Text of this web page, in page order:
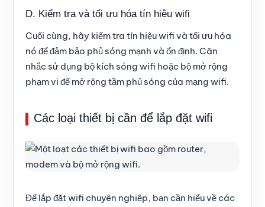
D. Kiểm tra và tối ưu hóa tín hiệu wifi
Cuối cùng, hãy kiểm tra tín hiệu wifi và tối ưu hóa
nó để đảm bảo phủ sóng mạnh và ổn định. Cân
nhắc sử dụng bộ kích sóng wifi hoặc bộ mở rộng
phạm vi để mở rộng tầm phủ sóng của mạng wifi.
Các loại thiết bị cần để lắp đặt wifi
Để lắp đặt wifi chuyên nghiệp, bạn cần hiểu về các